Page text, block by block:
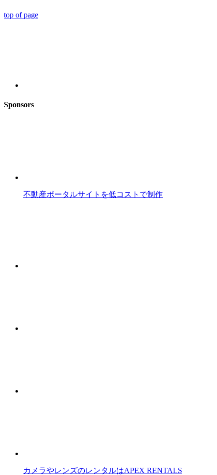
top of page
Sponsors
不動産ポータルサイトを低コストで制作
カメラやレンズのレンタルはAPEX RENTALS